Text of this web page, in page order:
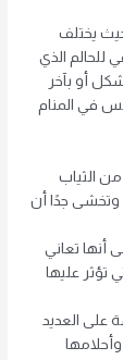
يختلف
للحالم الذي
أو بآخر
في المنام
من الثياب
وتخشى جدًا أن
أنها تعاني
تؤثر عليها
على العديد